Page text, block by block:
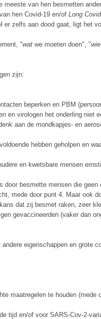
van hen besmetten
hen Covid-19 en/of Long Covid
er zelfs aan dood gaat, ligt het
"wat we moeten doen", "wie
zijn:
beperken en PBM
en virologen het onderling niet
aan de mondkapjes- en
hebben geholpen en
en kwetsbare mensen
besmette mensen die
mede door punt 4. Maar ook
dat zij besmet raken, zeer
gevaccineerden (vaker dan
eigenschappen en grote
maatregelen te houden (mede
tijd en/of voor SARS-Cov-2-